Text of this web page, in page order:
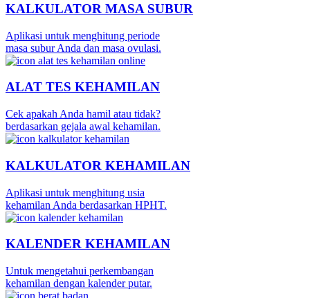
KALKULATOR MASA SUBUR
Aplikasi untuk menghitung periode
masa subur Anda dan masa ovulasi.
ALAT TES KEHAMILAN
Cek apakah Anda hamil atau tidak?
berdasarkan gejala awal kehamilan.
KALKULATOR KEHAMILAN
Aplikasi untuk menghitung usia
kehamilan Anda berdasarkan HPHT.
KALENDER KEHAMILAN
Untuk mengetahui perkembangan
kehamilan dengan kalender putar.